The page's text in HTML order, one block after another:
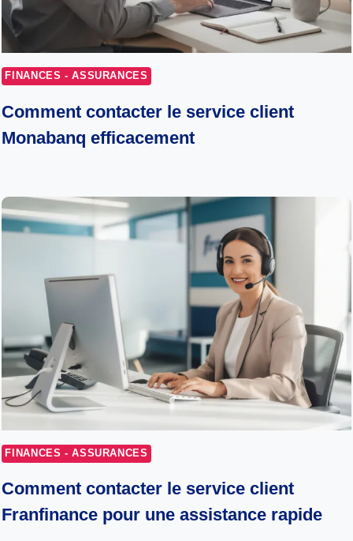
FINANCES - ASSURANCES
Comment contacter le service client
Monabanq efficacement
FINANCES - ASSURANCES
Comment contacter le service client
Franfinance pour une assistance rapide